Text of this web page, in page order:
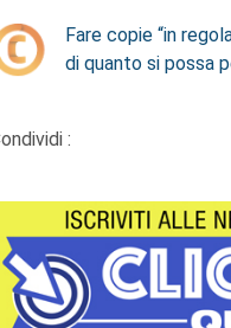
Fare copie “in
di quanto si possa
: